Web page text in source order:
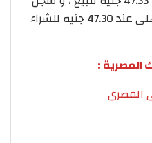
سعر الدولار اليوم ،بالبنك الأهلى عند 47.30 جنيه للشراء
المصرية :
المصرى